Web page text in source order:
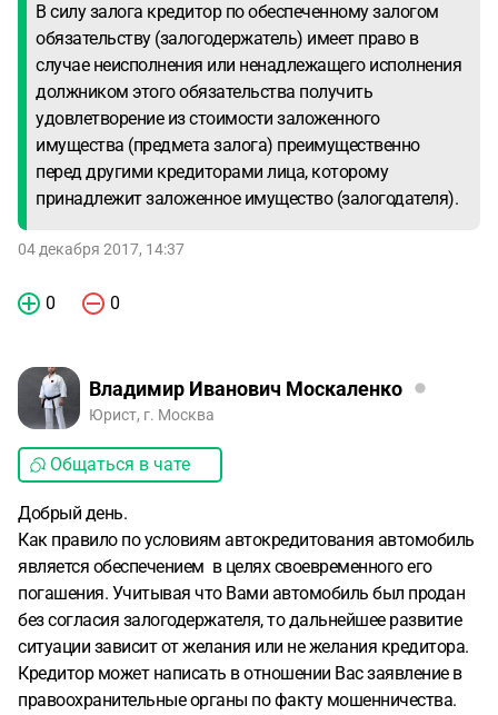
В силу залога кредитор по обеспеченному залогом
обязательству (залогодержатель) имеет право в
случае неисполнения или ненадлежащего исполнения
должником этого обязательства получить
удовлетворение из стоимости заложенного
имущества (предмета залога) преимущественно
перед другими кредиторами лица, которому
принадлежит заложенное имущество (залогодателя).
04 декабря 2017, 14:37
0 0
Владимир Иванович Москаленко
Юрист, г. Москва
Общаться в чате
Добрый день.
Как правило по условиям автокредитования автомобиль
является обеспечением в целях своевременного его
погашения. Учитывая что Вами автомобиль был продан
без согласия залогодержателя, то дальнейшее развитие
ситуации зависит от желания или не желания кредитора.
Кредитор может написать в отношении Вас заявление в
правоохранительные органы по факту мошенничества.